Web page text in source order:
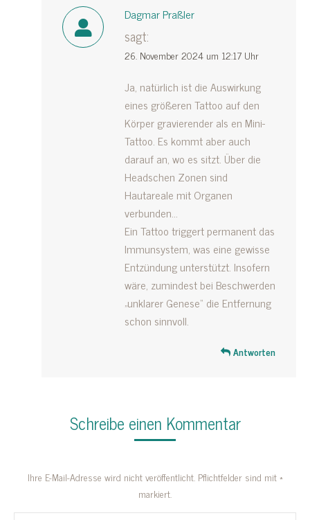
Dagmar Praßler
sagt:
26. November 2024 um 12:17 Uhr
Ja, natürlich ist die Auswirkung
eines größeren Tattoo auf den
Körper gravierender als en Mini-
Tattoo. Es kommt aber auch
darauf an, wo es sitzt. Über die
Headschen Zonen sind
Hautareale mit Organen
verbunden…
Ein Tattoo triggert permanent das
Immunsystem, was eine gewisse
Entzündung unterstützt. Insofern
wäre, zumindest bei Beschwerden
„unklarer Genese“ die Entfernung
schon sinnvoll.
Antworten
Schreibe einen Kommentar
Ihre E-Mail-Adresse wird nicht veröffentlicht. Pflichtfelder sind mit*
markiert.